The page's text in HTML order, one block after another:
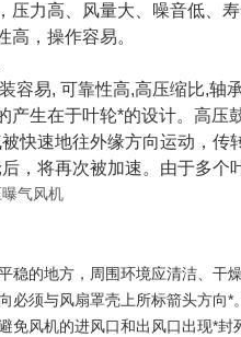
压力高、风量大、噪音低、寿
高，操作容易。
容易, 可靠性高,高压缩比,轴
产生在于叶轮*的设计。高压
快速地往外缘方向运动，
，将再次被加速。由于多个
稳的地方，周围环境应清洁、干燥
必须与风扇罩壳上所标箭头方向*。
免风机的进风口和出风口出现*